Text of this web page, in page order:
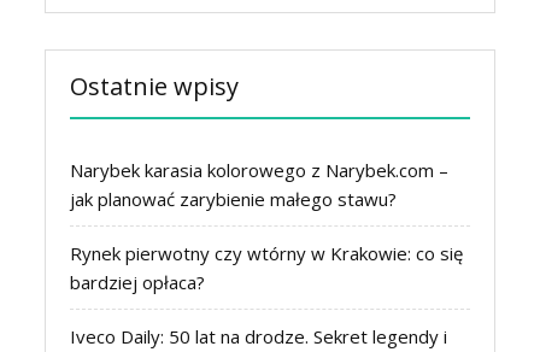
Ostatnie wpisy
Narybek karasia kolorowego z Narybek.com –
jak planować zarybienie małego stawu?
Rynek pierwotny czy wtórny w Krakowie: co się
bardziej opłaca?
Iveco Daily: 50 lat na drodze. Sekret legendy i